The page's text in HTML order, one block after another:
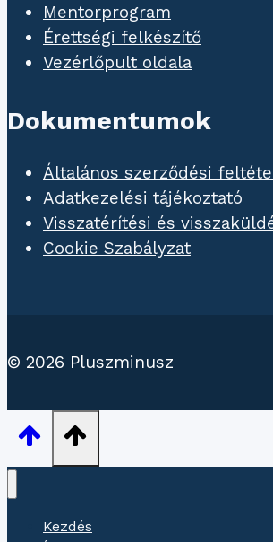
Mentorprogram
Érettségi felkészítő
Vezérlőpult oldala
Dokumentumok
Általános szerződési
Adatkezelési tájékoztató
Visszatérítési és
Cookie Szabályzat
© 2026 Pluszminusz
Kezdés